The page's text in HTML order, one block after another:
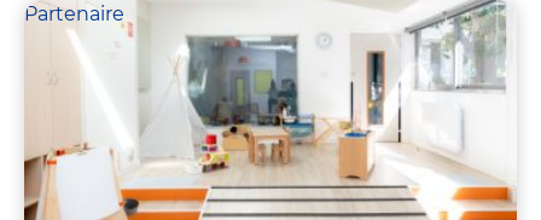
Partenaire